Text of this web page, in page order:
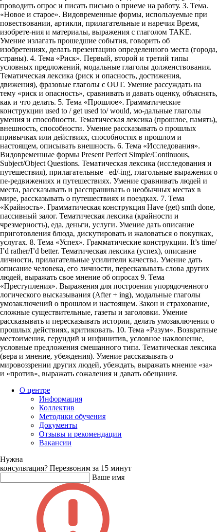
проводить опрос и писать письмо о приеме на работу. 3. Тема.
«Новое и старое». Видовременные формы, используемые при
повествовании, артикли, прилагательные и наречия Время,
изобрете-ния и материалы, выражения с глаголом TAKE.
Умение излагать прошедшие события, говорить об
изобретениях, делать презентацию определенного места (города,
страны). 4. Тема «Риск». Первый, второй и третий типы
условных предложений, модальные глаголы долженствования.
Тематическая лексика (риск и опасность, достижения,
движения), фразовые глаголы с OUT. Умение рассуждать на
тему «риск и опасность», сравнивать и давать оценку, объяснять,
как и что делать. 5. Тема «Прошлое». Грамматические
конструкции used to / get used to/ would, мо-дальные глаголы
умения и способности. Тематическая лексика (прошлое, память),
внешность, способности. Умение рассказывать о прошлых
привычках или действиях, способностях в прошлом и
настоящем, описывать внешность. 6. Тема «Исследования».
Видовременные формы Present Perfect Simple/Continuous,
Subject/Object Questions. Тематическая лексика (исследования и
путешествия), прилагательные –ed/-ing, глагольные выражения о
пе-редвижениях и путешествиях. Умение сравнивать людей и
места, рассказывать и расспрашивать о необычных местах в
мире, рассказывать о путешествиях и поездках. 7. Тема
«Крайность». Грамматическая конструкция Have (get) smth done,
пассивный залог. Тематическая лексика (крайности и
чрезмерность), еда, деньги, услуги. Умение дать описание
приготовления блюда, дискутировать и жаловаться о покупках,
услугах. 8. Тема «Успех». Грамматические конструкции. It’s time/
I’d rather/I’d better. Тематическая лексика (успех), описание
личности, прилагательные усилители качества. Умение дать
описание человека, его личности, пересказывать слова других
людей, выражать свое мнение об опросах 9. Тема
«Преступления». Выражения для построения упорядоченного
логического высказывания (After + ing), модальные глаголы
умозаключений о прошлом и настоящем. Закон и страхование,
сложные существительные, газеты и заголовки. Умение
рассказывать и пересказывать истории, делать умозаключения о
прошлых действиях, критиковать. 10. Тема «Разум». Возвратные
местоимения, герундий и инфинитив, условное наклонение,
условные предложения смешанного типа. Тематическая лексика
(вера и мнение, убеждения). Умение рассказывать о
мировоззрении других людей, убеждать, выражать мнение «за»
и «против», выражать сожаления и давать обещания.
О центре
Информация
Коллектив
Методики обучения
Документы
Отзывы и рекомендации
Вакансии
Нужна
консультация? Перезвоним за 15 минут
Ваше имя